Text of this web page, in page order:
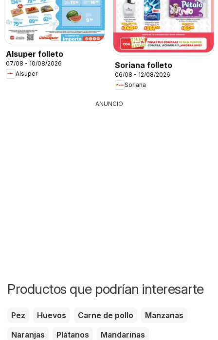
Alsuper folleto
07/08 - 10/08/2026
Alsuper
Soriana folleto
06/08 - 12/08/2026
Soriana
ANUNCIO
Productos que podrían interesarte
Pez Huevos Carne de pollo
Manzanas
Naranjas
Plátanos
Mandarinas